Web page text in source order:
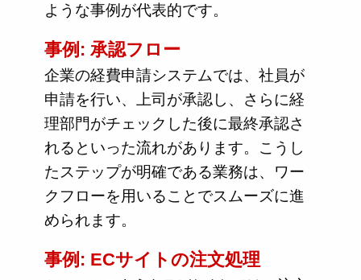
ような事例が代表的です。
事例: 承認フロー
企業の経費申請システムでは、社員が
申請を行い、上司が承認し、さらに経
理部門がチェックした後に最終承認さ
れるといった流れがあります。こうし
たステップが明確である業務は、ワー
クフローを用いることでスムーズに進
められます。
事例: ECサイトの注文処理